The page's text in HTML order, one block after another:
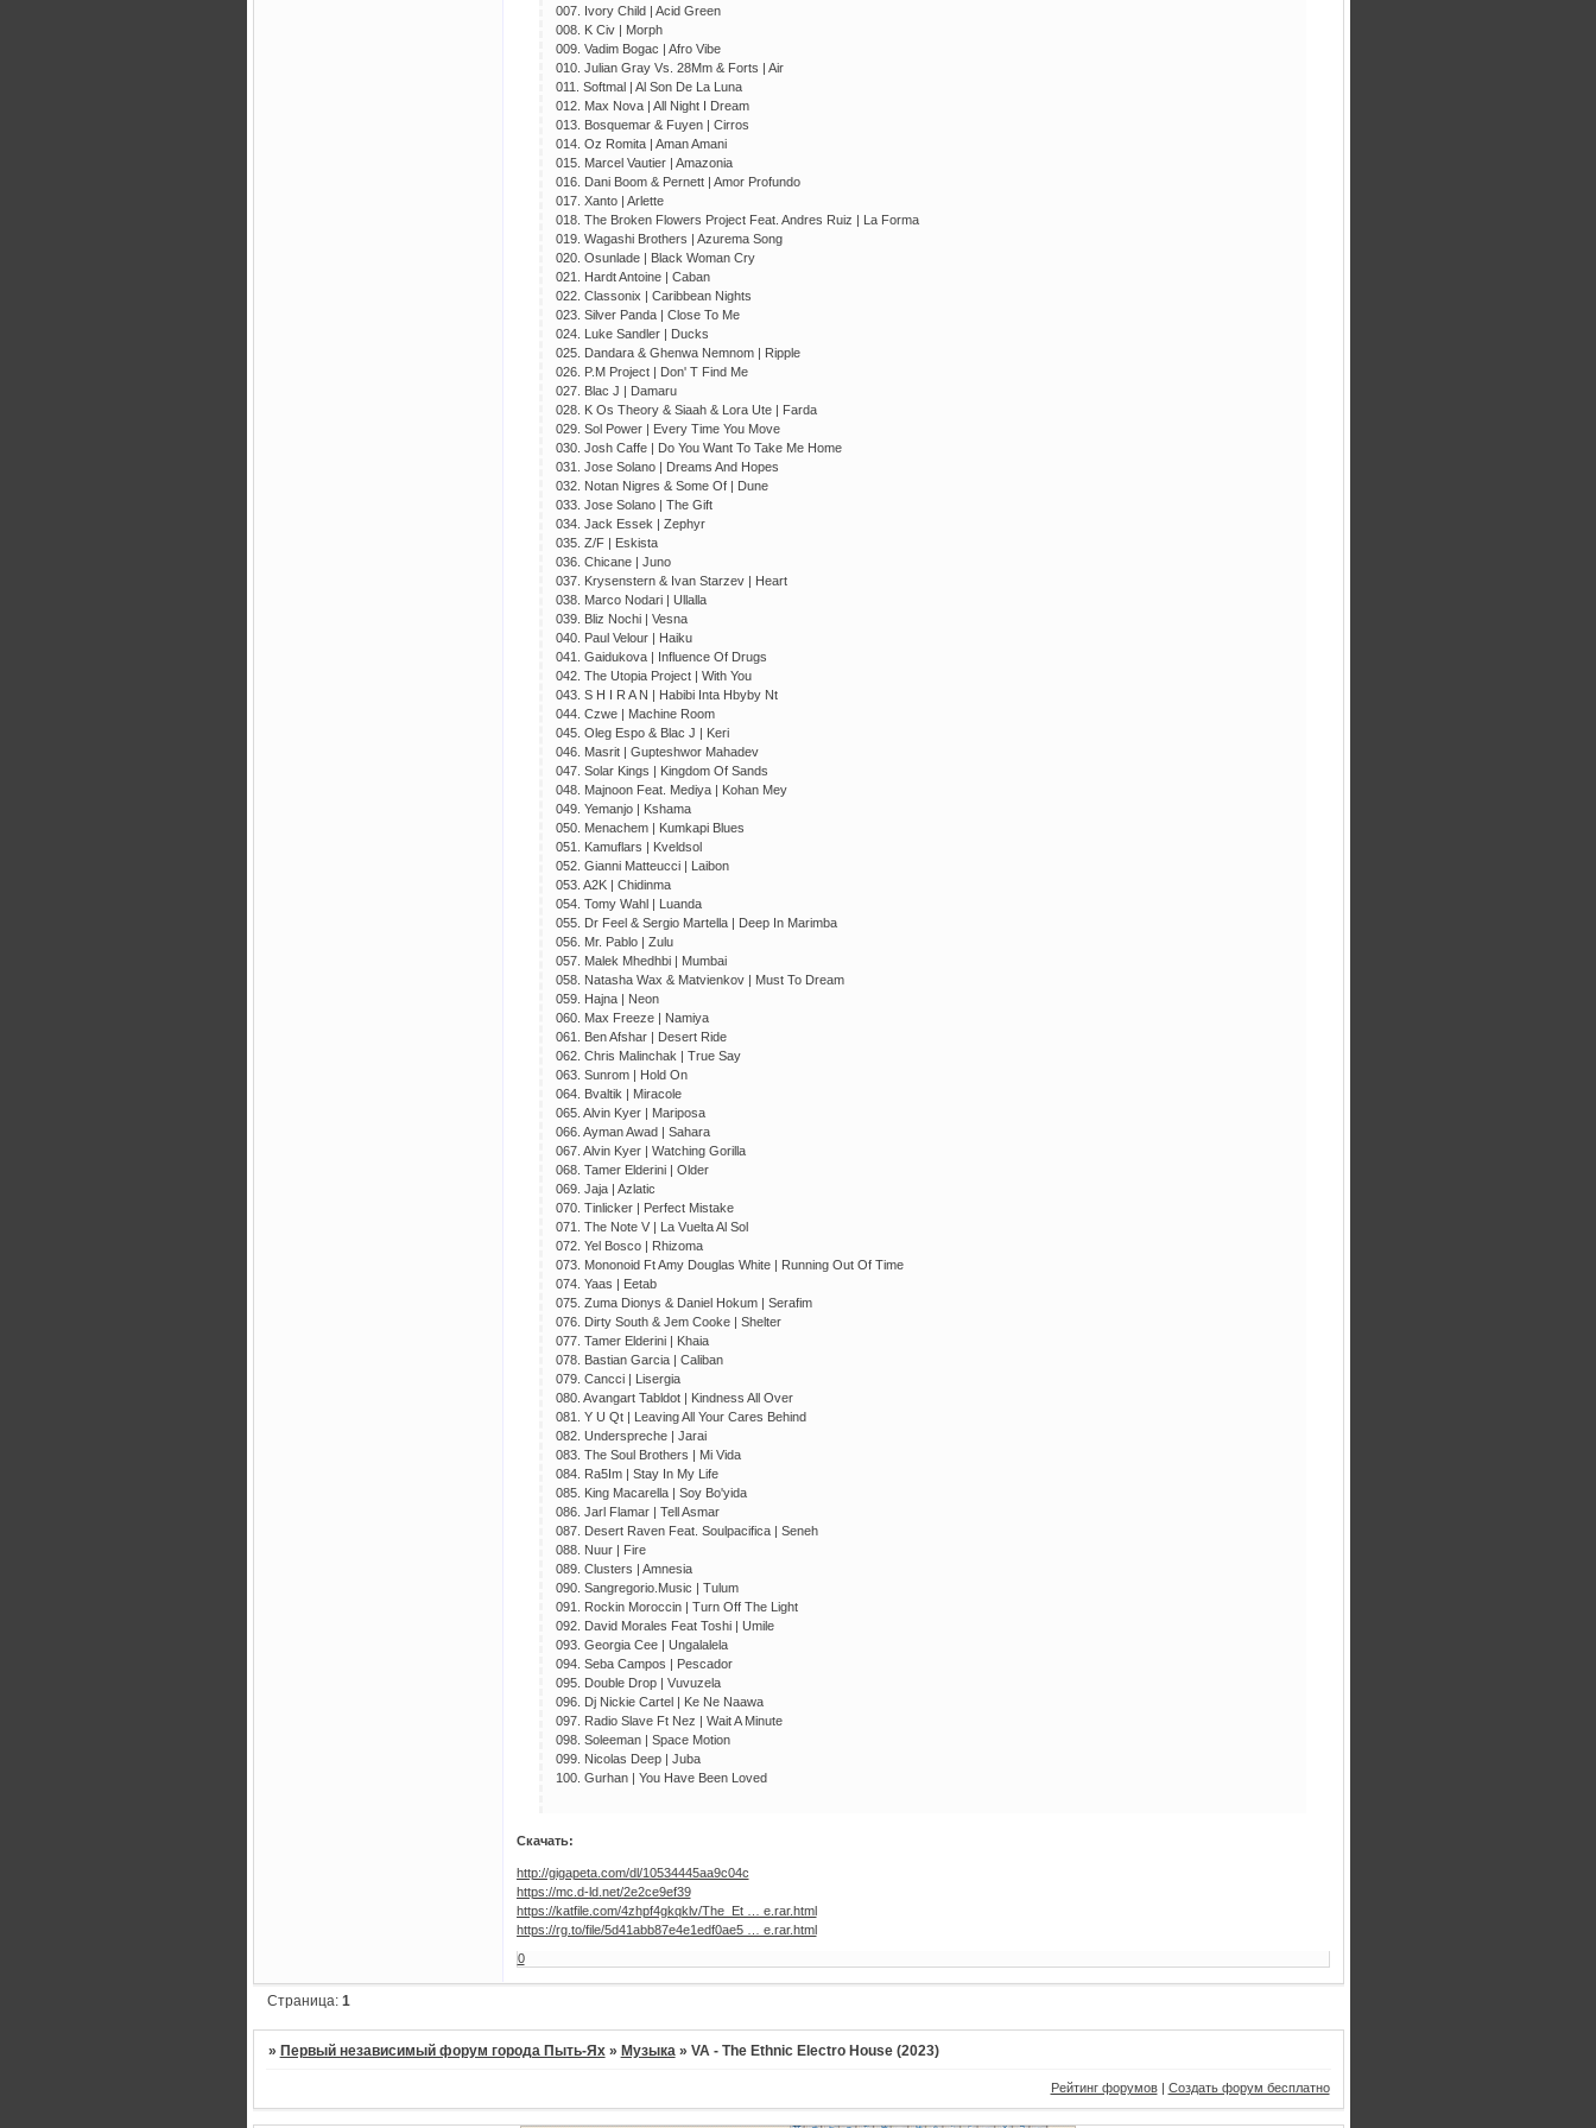
007. Ivory Child | Acid Green
008. K Civ | Morph
009. Vadim Bogac | Afro Vibe
010. Julian Gray Vs. 28Mm & Forts | Air
011. Softmal | Al Son De La Luna
012. Max Nova | All Night I Dream
013. Bosquemar & Fuyen | Cirros
014. Oz Romita | Aman Amani
015. Marcel Vautier | Amazonia
016. Dani Boom & Pernett | Amor Profundo
017. Xanto | Arlette
018. The Broken Flowers Project Feat. Andres Ruiz | La Forma
019. Wagashi Brothers | Azurema Song
020. Osunlade | Black Woman Cry
021. Hardt Antoine | Caban
022. Classonix | Caribbean Nights
023. Silver Panda | Close To Me
024. Luke Sandler | Ducks
025. Dandara & Ghenwa Nemnom | Ripple
026. P.M Project | Don' T Find Me
027. Blac J | Damaru
028. K Os Theory & Siaah & Lora Ute | Farda
029. Sol Power | Every Time You Move
030. Josh Caffe | Do You Want To Take Me Home
031. Jose Solano | Dreams And Hopes
032. Notan Nigres & Some Of | Dune
033. Jose Solano | The Gift
034. Jack Essek | Zephyr
035. Z/F | Eskista
036. Chicane | Juno
037. Krysenstern & Ivan Starzev | Heart
038. Marco Nodari | Ullalla
039. Bliz Nochi | Vesna
040. Paul Velour | Haiku
041. Gaidukova | Influence Of Drugs
042. The Utopia Project | With You
043. S H I R A N | Habibi Inta Hbyby Nt
044. Czwe | Machine Room
045. Oleg Espo & Blac J | Keri
046. Masrit | Gupteshwor Mahadev
047. Solar Kings | Kingdom Of Sands
048. Majnoon Feat. Mediya | Kohan Mey
049. Yemanjo | Kshama
050. Menachem | Kumkapi Blues
051. Kamuflars | Kveldsol
052. Gianni Matteucci | Laibon
053. A2K | Chidinma
054. Tomy Wahl | Luanda
055. Dr Feel & Sergio Martella | Deep In Marimba
056. Mr. Pablo | Zulu
057. Malek Mhedhbi | Mumbai
058. Natasha Wax & Matvienkov | Must To Dream
059. Hajna | Neon
060. Max Freeze | Namiya
061. Ben Afshar | Desert Ride
062. Chris Malinchak | True Say
063. Sunrom | Hold On
064. Bvaltik | Miracole
065. Alvin Kyer | Mariposa
066. Ayman Awad | Sahara
067. Alvin Kyer | Watching Gorilla
068. Tamer Elderini | Older
069. Jaja | Azlatic
070. Tinlicker | Perfect Mistake
071. The Note V | La Vuelta Al Sol
072. Yel Bosco | Rhizoma
073. Mononoid Ft Amy Douglas White | Running Out Of Time
074. Yaas | Eetab
075. Zuma Dionys & Daniel Hokum | Serafim
076. Dirty South & Jem Cooke | Shelter
077. Tamer Elderini | Khaia
078. Bastian Garcia | Caliban
079. Cancci | Lisergia
080. Avangart Tabldot | Kindness All Over
081. Y U Qt | Leaving All Your Cares Behind
082. Underspreche | Jarai
083. The Soul Brothers | Mi Vida
084. Ra5Im | Stay In My Life
085. King Macarella | Soy Bo'yida
086. Jarl Flamar | Tell Asmar
087. Desert Raven Feat. Soulpacifica | Seneh
088. Nuur | Fire
089. Clusters | Amnesia
090. Sangregorio.Music | Tulum
091. Rockin Moroccin | Turn Off The Light
092. David Morales Feat Toshi | Umile
093. Georgia Cee | Ungalalela
094. Seba Campos | Pescador
095. Double Drop | Vuvuzela
096. Dj Nickie Cartel | Ke Ne Naawa
097. Radio Slave Ft Nez | Wait A Minute
098. Soleeman | Space Motion
099. Nicolas Deep | Juba
100. Gurhan | You Have Been Loved
Скачать:
http://gigapeta.com/dl/10534445aa9c04c
https://mc.d-ld.net/2e2ce9ef39
https://katfile.com/4zhpf4gkqklv/The_Et … e.rar.html
https://rg.to/file/5d41abb87e4e1edf0ae5 … e.rar.html
0
Страница: 1
» Первый независимый форум города Пыть-Ях » Музыка » VA - The Ethnic Electro House (2023)
Рейтинг форумов| Создать форум бесплатно